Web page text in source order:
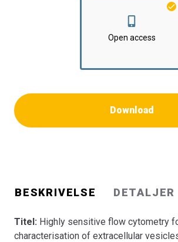
Det Sundhedsvidenskabelige
Open access
Download
BESKRIVELSE DETALJER
Titel: Highly sensitive flow cytometry
characterisation of extracellular